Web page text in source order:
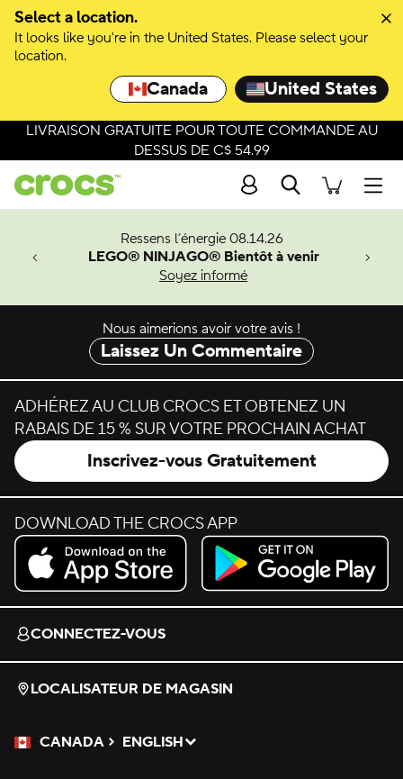
Select a location.
It looks like you're in the United States. Please select your
location.
Canada United States
Passer à la sélection de couleurs
Passer aux détails du produit
LIVRAISON GRATUITE POUR TOUTE COMMANDE AU
DESSUS DE C$ 54.99
Recherche
Ressens l’énergie 08.14.26
LEGO® NINJAGO® Bientôt à venir
Soyez informé
Man.
Nous aimerions avoir votre avis !
Laissez Un Commentaire
ADHÉREZ AU CLUB CROCS ET OBTENEZ UN
RABAIS DE 15 % SUR VOTRE PROCHAIN ACHAT
Inscrivez-vous Gratuitement
DOWNLOAD THE CROCS APP
Download on the App Store.
Get it on Google Play.
CONNECTEZ-VOUS
LOCALISATEUR DE MAGASIN
CANADA
Veuillez sélectionner une langue
ENGLISH
Sélectionné